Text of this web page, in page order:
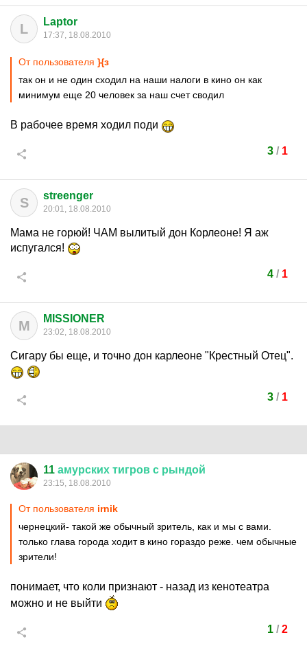
L Laptor
17:37, 18.08.2010
От пользователя }{з
так он и не один сходил на наши налоги в кино он как
минимум еще 20 человек за наш счет сводил
В рабочее время ходил поди
3/ 1
S streenger
20:01, 18.08.2010
Мама не горюй! ЧАМ вылитый дон Корлеоне! Я аж
испугался!
4/ 1
M MISSIONER
23:02, 18.08.2010
Cигару бы еще, и точно дон карлеоне "Крестный Отец".
3/ 1
11 амурских тигров с рындой
23:15, 18.08.2010
От пользователя irnik
чернецкий- такой же обычный зритель, как и мы с вами.
только глава города ходит в кино гораздо реже. чем обычные
зрители!
понимает, что коли признают - назад из кенотеатра
можно и не выйти
1/ 2